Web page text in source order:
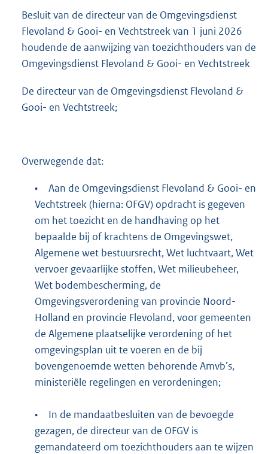
7
6
b
Besluit van de directeur van de Omgevingsdienst
Flevoland & Gooi- en Vechtstreek van 1 juni 2026
houdende de aanwijzing van toezichthouders van de
Omgevingsdienst Flevoland & Gooi- en Vechtstreek
De directeur van de Omgevingsdienst Flevoland &
Gooi- en Vechtstreek;
Overwegende dat:
•
Aan de Omgevingsdienst Flevoland & Gooi- en
Vechtstreek (hierna: OFGV) opdracht is gegeven
om het toezicht en de handhaving op het
bepaalde bij of krachtens de Omgevingswet,
Algemene wet bestuursrecht, Wet luchtvaart, Wet
vervoer gevaarlijke stoffen, Wet milieubeheer,
Wet bodembescherming, de
Omgevingsverordening van provincie Noord-
Holland en provincie Flevoland, voor gemeenten
de Algemene plaatselijke verordening of het
omgevingsplan uit te voeren en de bij
bovengenoemde wetten behorende Amvb’s,
ministeriële regelingen en verordeningen;
•
In de mandaatbesluiten van de bevoegde
gezagen, de directeur van de OFGV is
gemandateerd om toezichthouders aan te wijzen